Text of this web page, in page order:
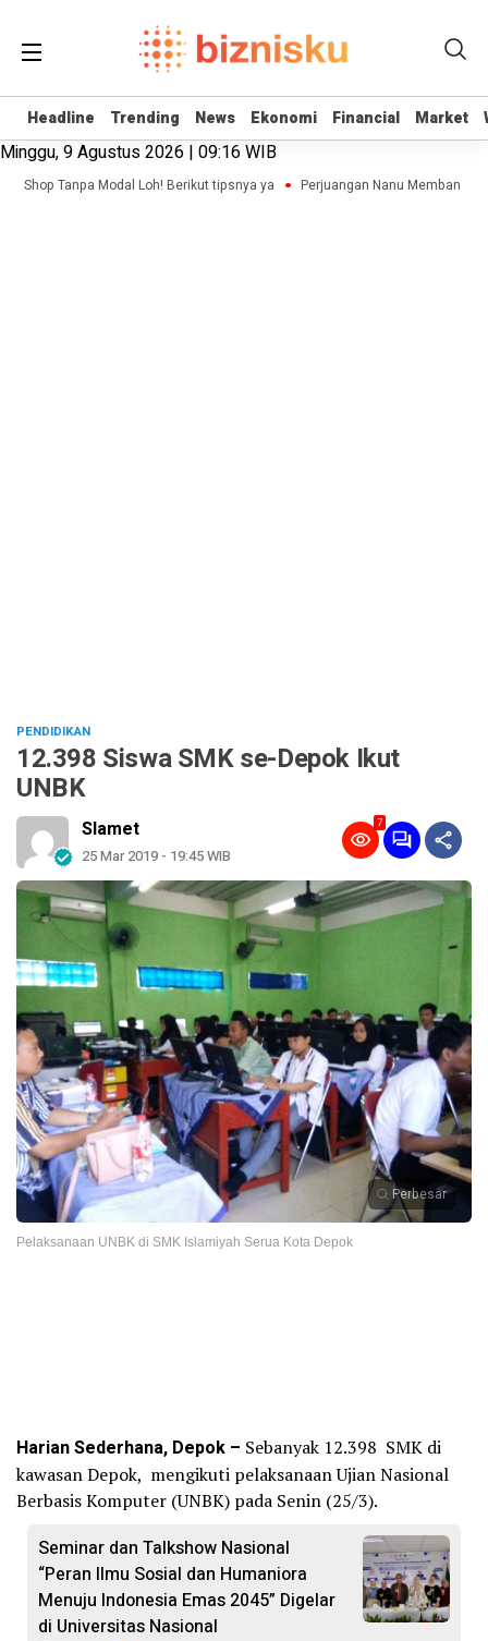
Headline Trending News Ekonomi Financial Market
Headline Trending News Ekonomi Financial Market
Minggu, 9 Agustus 2026 | 09:16 WIB
Shop Tanpa Modal Loh! Berikut tipsnya ya Perjuangan Nanu Membangun
PENDIDIKAN
12.398 Siswa SMK se-Depok Ikut
UNBK
Slamet
25 Mar 2019 - 19:45 WIB
7
Perbesar
Pelaksanaan UNBK di SMK Islamiyah Serua Kota Depok
Harian Sederhana, Depok – Sebanyak 12.398 SMK di
kawasan Depok, mengikuti pelaksanaan Ujian Nasional
Berbasis Komputer (UNBK) pada Senin (25/3).
Seminar dan Talkshow Nasional
“Peran Ilmu Sosial dan Humaniora
Menuju Indonesia Emas 2045” Digelar
di Universitas Nasional